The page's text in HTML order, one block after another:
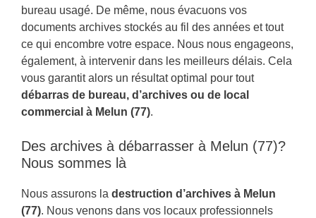
bureau usagé. De même, nous évacuons vos
documents archives stockés au fil des années et tout
ce qui encombre votre espace. Nous nous engageons,
également, à intervenir dans les meilleurs délais. Cela
vous garantit alors un résultat optimal pour tout
débarras de bureau, d’archives ou de local
commercial à Melun (77).
Des archives à débarrasser à Melun (77)?
Nous sommes là
Nous assurons la destruction d’archives à Melun
(77). Nous venons dans vos locaux professionnels